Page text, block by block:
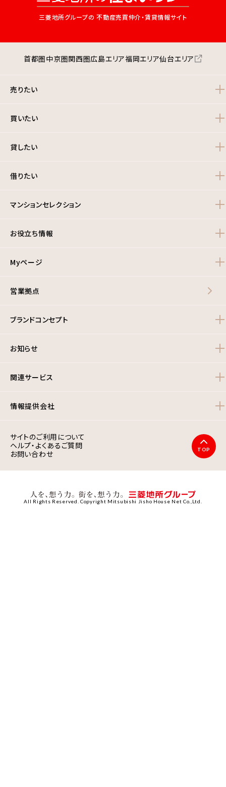
三菱地所グループの 不動産売買仲介・賃貸情報サイト
首都圏中京圏関西圏広島エリア福岡エリア仙台エリア
売りたい
買いたい
貸したい
借りたい
マンションセレクション
お役立ち情報
Myページ
営業拠点
ブランドコンセプト
お知らせ
関連サービス
情報提供会社
サイトのご利用について
ヘルプ・よくあるご質問
お問い合わせ
TOP
All Rights Reserved. Copyright Mitsubishi Jisho House Net Co.,Ltd.